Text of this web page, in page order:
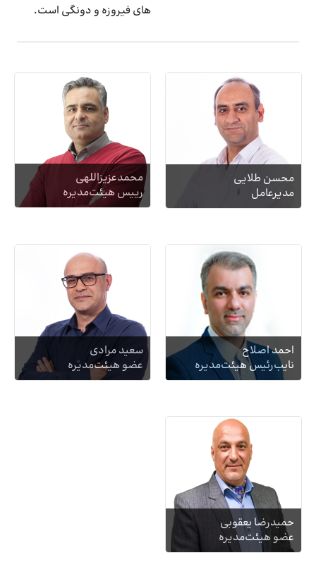
های فیروزه و دونگی است.
محسن طلایی
مدیرعامل
محمدعزیزاللهی
رییس هیئت‌مدیره
احمد اصلاح
نایب‌رئیس هیئت‌‌مدیره
سعید مرادی
عضو هیئت‌‌مدیره
حمیدرضا یعقوبی
عضو هیئت‌مدیره